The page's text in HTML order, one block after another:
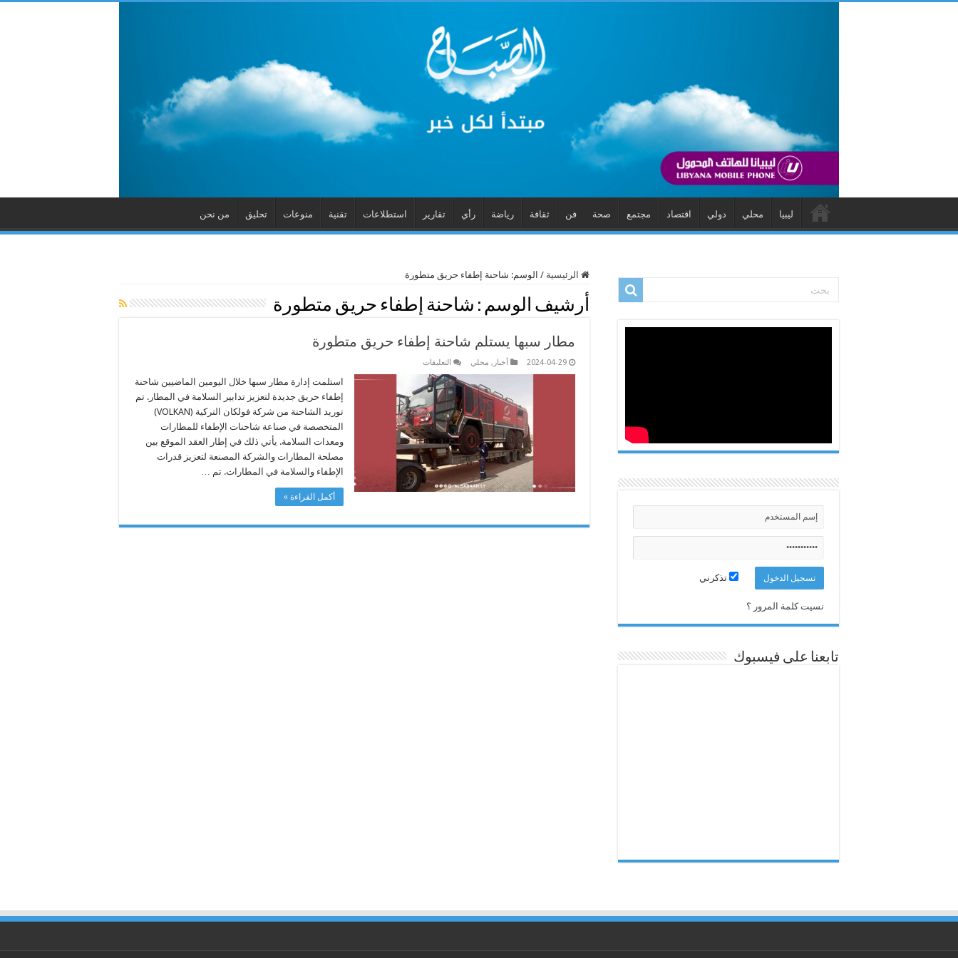
ليبيا محلي دولي اقتصاد مجتمع صحة فن ثقافة رياضة رأي تقارير استطلاعات تقنية منوعات تحليق من نحن
الرئيسية / الوسم: شاحنة إطفاء حريق متطورة
أرشيف الوسم : شاحنة إطفاء حريق متطورة
مطار سبها يستلم شاحنة إطفاء حريق متطورة
2024-04-29 أخبار , محلي التعليقات
يستلم
شاحنة
إطفاء
حريق
متطورة
مغلقة
استلمت إدارة مطار سبها خلال اليومين الماضيين شاحنة
إطفاء حريق جديدة لتعزيز تدابير السلامة في المطار. تم
توريد الشاحنة من شركة فولكان التركية (VOLKAN)
المتخصصة في صناعة شاحنات الإطفاء للمطارات
ومعدات السلامة. يأتي ذلك في إطار العقد الموقع بين
مصلحة المطارات والشركة المصنعة لتعزيز قدرات
الإطفاء والسلامة في المطارات. تم …
أكمل القراءة »
تذكرني
نسيت كلمة المرور ؟
تابعنا على فيسبوك